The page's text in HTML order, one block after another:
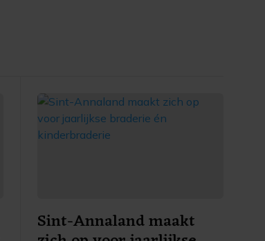
Sint-Annaland maakt